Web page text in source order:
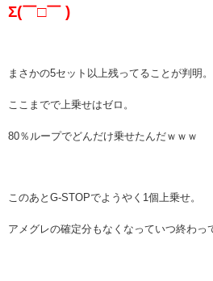
Σ(￣□￣ )
まさかの5セット以上残ってることが判明。
ここまでで上乗せはゼロ。
80％ループでどんだけ乗せたんだｗｗｗ
このあとG-STOPでようやく1個上乗せ。
アメグレの確定分もなくなっていつ終わっ